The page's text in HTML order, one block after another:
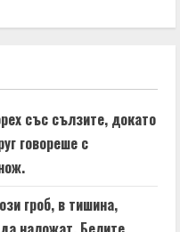
със сълзите, докато
говореше с
гроб, в тишина,